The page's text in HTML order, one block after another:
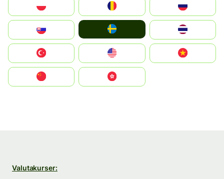
United States
中國香港特別行政區
Valutakurser: